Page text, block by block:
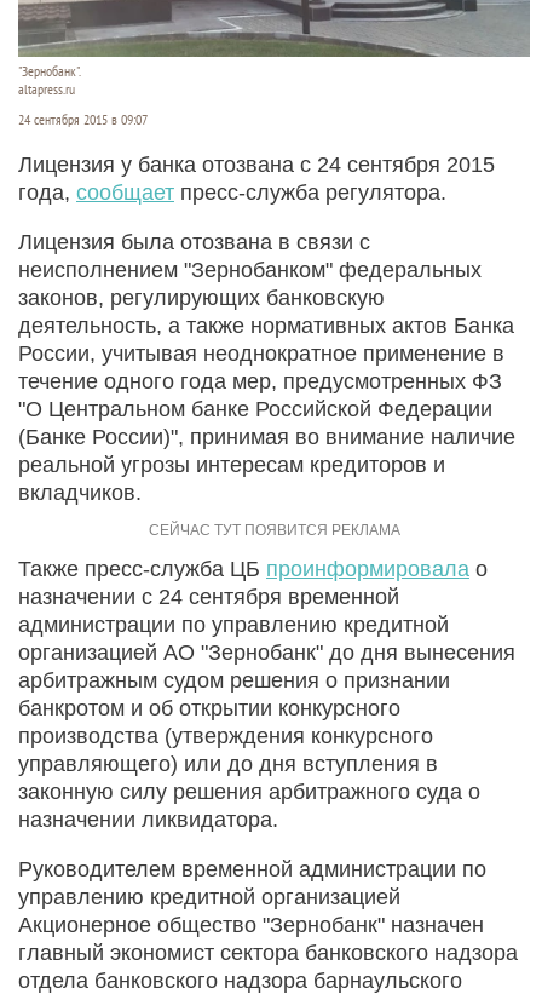
"Зернобанк".
altapress.ru
24 сентября 2015 в 09:07
Лицензия у банка отозвана с 24 сентября 2015
года, сообщает пресс-служба регулятора.
Лицензия была отозвана в связи с
неисполнением "Зернобанком" федеральных
законов, регулирующих банковскую
деятельность, а также нормативных актов Банка
России, учитывая неоднократное применение в
течение одного года мер, предусмотренных ФЗ
"O Центральном банке Российской Федерации
(Банке России)", принимая во внимание наличие
реальной угрозы интересам кредиторов и
вкладчиков.
Также пресс-служба ЦБ проинформировала о
назначении с 24 сентября временной
администрации по управлению кредитной
организацией АО "Зернобанк" до дня вынесения
арбитражным судом решения о признании
банкротом и об открытии конкурсного
производства (утверждения конкурсного
управляющего) или до дня вступления в
законную силу решения арбитражного суда о
назначении ликвидатора.
Руководителем временной администрации по
управлению кредитной организацией
Акционерное общество "Зернобанк" назначен
главный экономист сектора банковского надзора
отдела банковского надзора барнаульского